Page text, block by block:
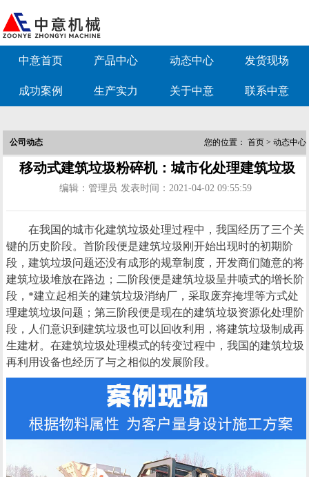
中意首页 产品中心 动态中心 发货现场
成功案例 生产实力 关于中意 联系中意
公司动态 您的位置： 首页> 动态中心
移动式建筑垃圾粉碎机：城市化处理建筑垃圾
编辑：管理员 发表时间：2021-04-02 09:55:59
在我国的城市化建筑垃圾处理过程中，我国经历了三个关
键的历史阶段。首阶段便是建筑垃圾刚开始出现时的初期阶
段，建筑垃圾问题还没有成形的规章制度，开发商们随意的将
建筑垃圾堆放在路边；二阶段便是建筑垃圾呈井喷式的增长阶
段，*建立起相关的建筑垃圾消纳厂，采取废弃掩埋等方式处
理建筑垃圾问题；第三阶段便是现在的建筑垃圾资源化处理阶
段，人们意识到建筑垃圾也可以回收利用，将建筑垃圾制成再
生建材。在建筑垃圾处理模式的转变过程中，我国的建筑垃圾
再利用设备也经历了与之相似的发展阶段。